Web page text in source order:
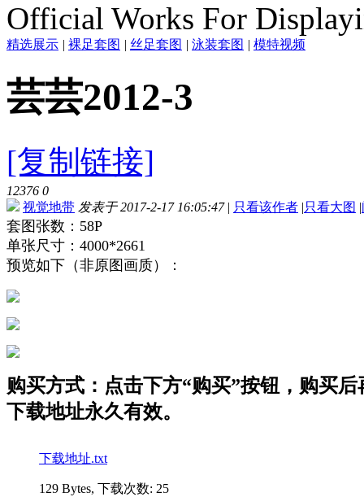
Official Works For
精选展示 | 裸足套图 | 丝足套图 | 泳装套图 | 模特视频
芸芸2012-3
[复制链接]
12376 0
视觉地带 发表于 2017-2-17 16:05:47 | 只看该作者 |只看大图 |
套图张数：58P
单张尺寸：4000*2661
预览如下（非原图画质）：
购买方式：点击下方“购买”按钮，购买
下载地址永久有效。
下载地址.txt
129 Bytes, 下载次数: 25